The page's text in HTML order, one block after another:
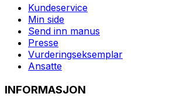
Kundeservice
Min side
Send inn manus
Presse
Vurderingseksemplar
Ansatte
INFORMASJON